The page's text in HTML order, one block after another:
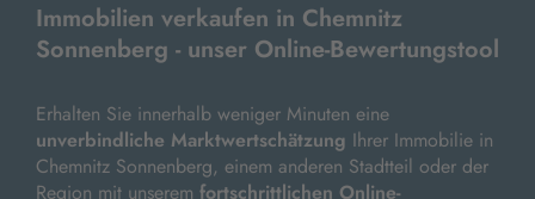
Immobilien verkaufen in Chemnitz
Sonnenberg - unser Online-Bewertungstool
Erhalten Sie innerhalb weniger Minuten eine
unverbindliche Marktwertschätzung Ihrer Immobilie in
Chemnitz Sonnenberg, einem anderen Stadtteil oder der
Region mit unserem fortschrittlichen Online-